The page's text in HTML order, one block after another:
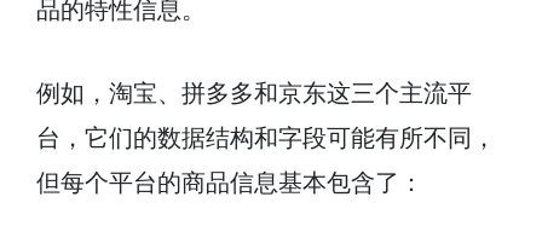
品的特性信息。
例如，淘宝、拼多多和京东这三个主流平
台，它们的数据结构和字段可能有所不同，
但每个平台的商品信息基本包含了：